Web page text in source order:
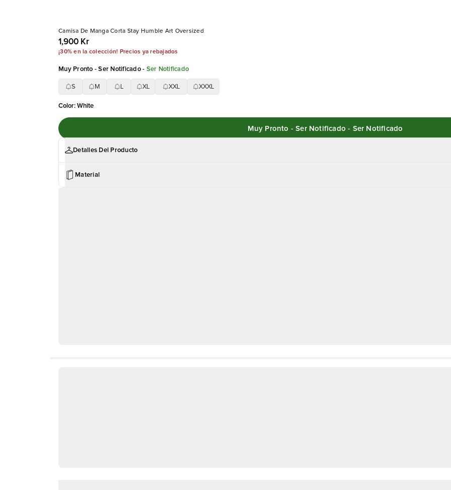
Camisa De Manga Corta Stay Humble Art Oversized
1,900 Kr
¡30% en la colección! Precios ya rebajados
Muy Pronto - Ser Notificado- Ser Notificado
S M XL XXL XXXL
Color:White
Muy Pronto - Ser Notificado - Ser Notificado
Detalles Del Producto
Material